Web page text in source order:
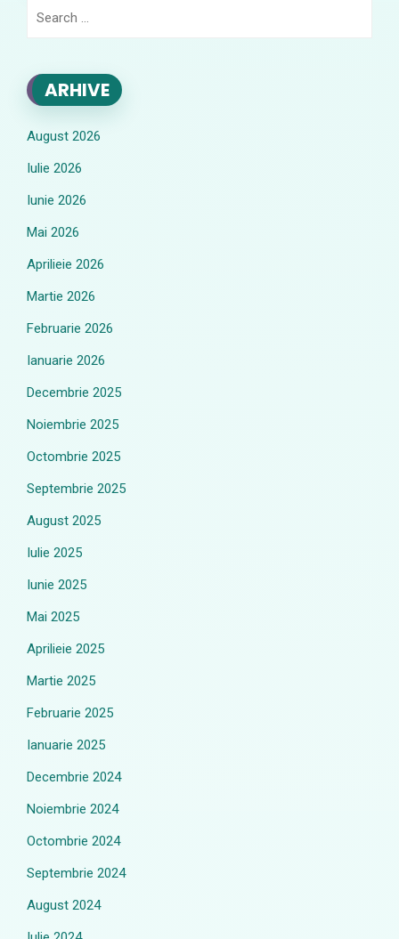
ARHIVE
August 2026
Iulie 2026
Iunie 2026
Mai 2026
Aprilieie 2026
Martie 2026
Februarie 2026
Ianuarie 2026
Decembrie 2025
Noiembrie 2025
Octombrie 2025
Septembrie 2025
August 2025
Iulie 2025
Iunie 2025
Mai 2025
Aprilieie 2025
Martie 2025
Februarie 2025
Ianuarie 2025
Decembrie 2024
Noiembrie 2024
Octombrie 2024
Septembrie 2024
August 2024